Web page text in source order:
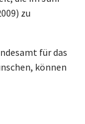
zu
für das
können